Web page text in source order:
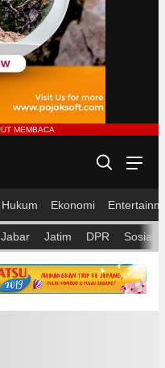
Hukum Ekonomi
Jabar Jatim DPR Sosial